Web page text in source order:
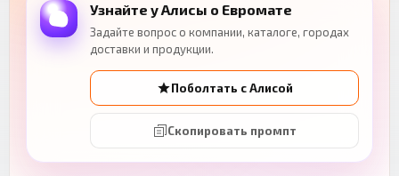
Узнайте у Алисы о Евромате
Задайте вопрос о компании, каталоге, городах
доставки и продукции.
Поболтать с Алисой
Скопировать промпт